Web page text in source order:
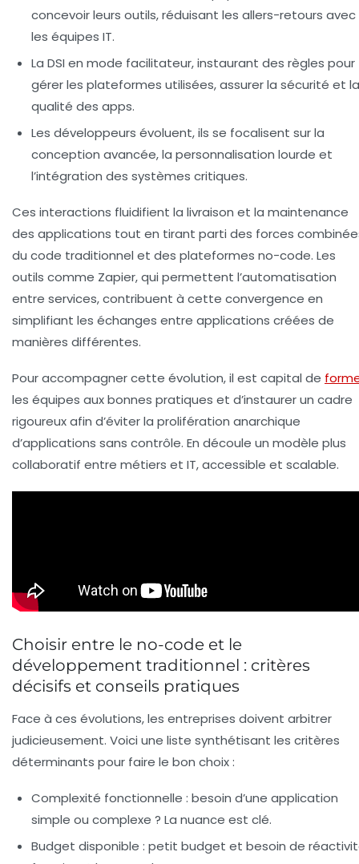
concevoir leurs outils, réduisant les allers-retours avec
les équipes IT.
La DSI en mode facilitateur, instaurant des règles pour
gérer les plateformes utilisées, assurer la sécurité et la
qualité des apps.
Les développeurs évoluent, ils se focalisent sur la
conception avancée, la personnalisation lourde et
l’intégration des systèmes critiques.
Ces interactions fluidifient la livraison et la maintenance
des applications tout en tirant parti des forces
du code traditionnel et des plateformes no-code. Les
outils comme Zapier, qui permettent l’automatisation
entre services, contribuent à cette convergence en
simplifiant les échanges entre applications créées de
manières différentes.
Pour accompagner cette évolution, il est capital de
les équipes aux bonnes pratiques et d’instaurer un cadre
rigoureux afin d’éviter la prolifération anarchique
d’applications sans contrôle. En découle un modèle plus
collaboratif entre métiers et IT, accessible et scalable.
Choisir entre le no-code et le
développement traditionnel : critères
décisifs et conseils pratiques
Face à ces évolutions, les entreprises doivent arbitrer
judicieusement. Voici une liste synthétisant les critères
déterminants pour faire le bon choix :
Complexité fonctionnelle : besoin d’une application
simple ou complexe ? La nuance est clé.
Budget disponible : petit budget et besoin de